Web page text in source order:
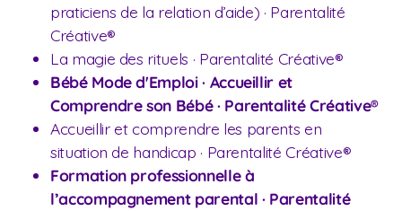
praticiens de la relation d’aide) · Parentalité
Créative®
La magie des rituels · Parentalité Créative®
Bébé Mode d'Emploi · Accueillir et
Comprendre son Bébé · Parentalité Créative®
Accueillir et comprendre les parents en
situation de handicap · Parentalité Créative®
Formation professionnelle à
l’accompagnement parental · Parentalité